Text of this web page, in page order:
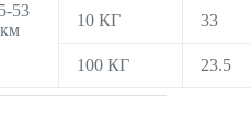
53
10 КГ 33
100 КГ 23.5